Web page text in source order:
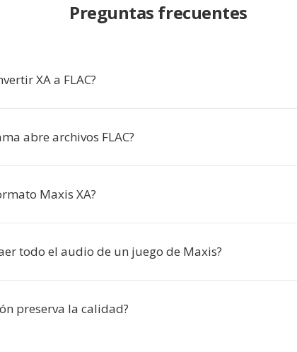
Preguntas frecuentes
XA a FLAC?
abre archivos FLAC?
Maxis XA?
todo el audio de un juego de Maxis?
preserva la calidad?